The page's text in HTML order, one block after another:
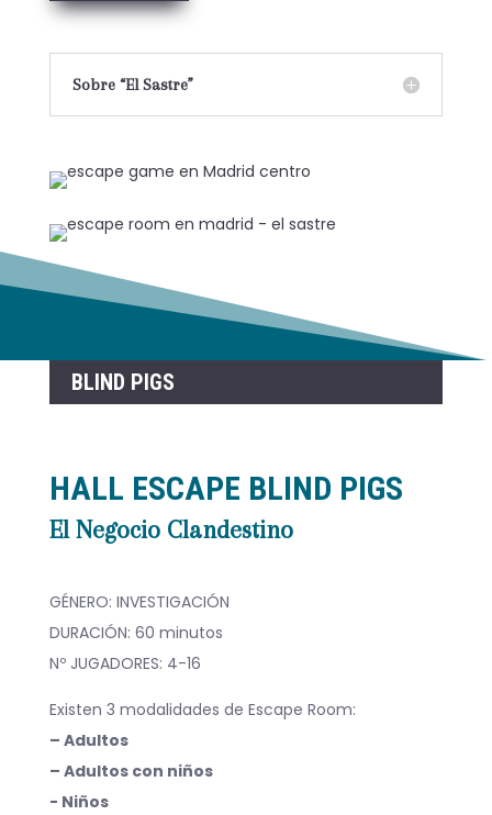
Sobre “El Sastre”
BLIND PIGS
HALL ESCAPE BLIND PIGS
El Negocio Clandestino
GÉNERO: INVESTIGACIÓN
DURACIÓN: 60 minutos
Nº JUGADORES: 4-16
Existen 3 modalidades de Escape Room:
– Adultos
– Adultos con niños
- Niños